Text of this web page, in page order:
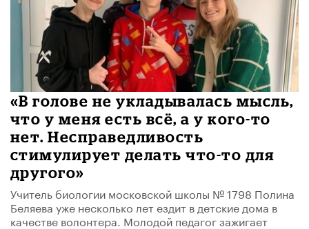
«В голове не укладывалась мысль,
что у меня есть всё, а у кого-то
нет. Несправедливость
стимулирует делать что-то для
другого»
Учитель биологии московской школы № 1798 Полина
Беляева уже несколько лет ездит в детские дома в
качестве волонтера. Молодой педагог зажигает